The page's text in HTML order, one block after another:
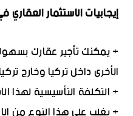
إيجابيات الاستثمار
+ يمكنك تأجير عقارك
الأخرى داخل تركيا وخارج تركيا
+ التكلفة التأسيسية لهذا